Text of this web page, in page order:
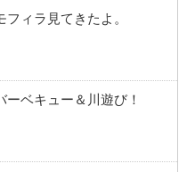
ィラ見てきたよ。
ベキュー＆川遊び！